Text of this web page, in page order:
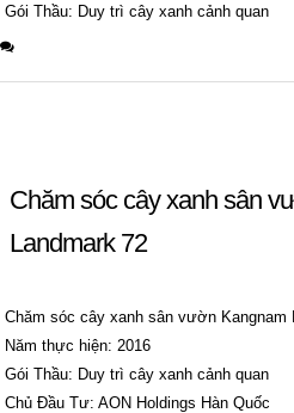
Gói Thầu: Duy trì cây xanh cảnh quan
Chăm sóc cây xanh sân
Landmark 72
Chăm sóc cây xanh sân vườn Kangnam
Năm thực hiện: 2016
Gói Thầu: Duy trì cây xanh cảnh quan
Chủ Đầu Tư: AON Holdings Hàn Quốc